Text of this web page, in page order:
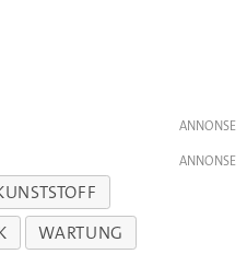
WARTUNG